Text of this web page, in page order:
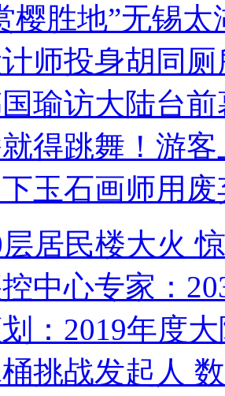
樱胜地”无锡
师投身胡同
瑜访大陆台
得跳舞！游客
玉石画师用
层居民楼大火
中心专家：
：2019年度
挑战发起人